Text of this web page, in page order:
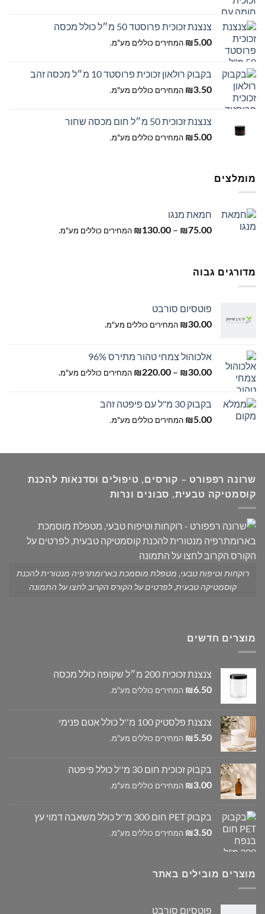
עד
צנצנת זכוכית פרוסטד 50 מ״ל כולל מכסה
₪5.00 המחירים כוללים מע"מ.
בקבוק רולאון זכוכית פרוסטד 10 מ״ל מכסה זהב
₪3.50 המחירים כוללים מע"מ.
צנצנת זכוכית 50 מ״ל חום מכסה שחור
₪5.00 המחירים כוללים מע"מ.
מומלצים
חמאת מנגו
₪75.00
–
₪130.00
טווח
המחירים כוללים מע"מ.
מדורגים גבוה
פוטסיום סורבט
₪30.00 המחירים כוללים מע"מ.
אלכוהול צמחי טהור מתירס 96%
₪30.00
–
₪220.00
טווח
עד
המחירים כוללים מע"מ.
בקבוק 30 מ"ל עם פיפטה זהב
₪5.00 המחירים כוללים מע"מ.
שרונה רפפורט – קורסים, טיפולים וסדנאות להכנת
קוסמטיקה טבעית, סבונים ונרות
רוקחות וטיפוח טבעי, מטפלת מוסמכת בארומתרפיה מנטורית להכנת
קוסמטיקה טבעית, לפרטים על הקורס הקרוב לחצו על התמונה
מוצרים חדשים
צנצנת זכוכית 200 מ״ל שקופה כולל מכסה
₪6.50 המחירים כוללים מע"מ.
צנצנת פלסטיק 100 מ''ל כולל אטם פנימי
₪5.50 המחירים כוללים מע"מ.
בקבוק זכוכית חום 30 מ''ל כולל פיפטה
₪3.00 המחירים כוללים מע"מ.
בקבוק PET חום 300 מ''ל כולל משאבה דמוי עץ
₪3.50 המחירים כוללים מע"מ.
מוצרים מובילים באתר
פוטסיום סורבט